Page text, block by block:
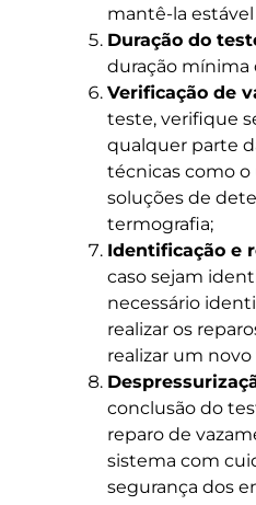
mantê-la
Duração do
duração mínima
Verificação de
teste, verifique
qualquer parte
técnicas como o
soluções de
termografia;
Identificação e
caso sejam
necessário
realizar os
realizar um
conclusão do
reparo de
sistema com
segurança dos